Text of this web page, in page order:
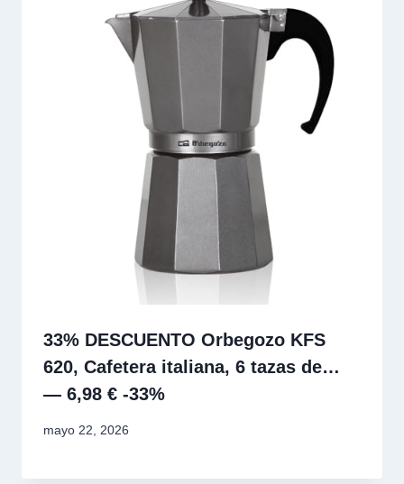
33% DESCUENTO Orbegozo KFS
620, Cafetera italiana, 6 tazas de…
— 6,98 € -33%
mayo 22, 2026